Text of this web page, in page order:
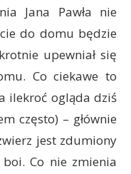
Jana Pawła nie
do domu będzie
upewniał się
Co ciekawe to
ilekroć ogląda dziś
często) – głównie
jest zdumiony
Co nie zmienia